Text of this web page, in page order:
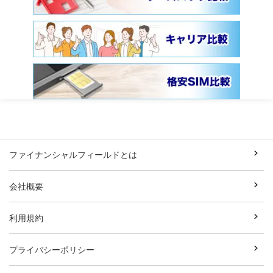
ファイナンシャルフィールドとは
会社概要
利用規約
プライバシーポリシー